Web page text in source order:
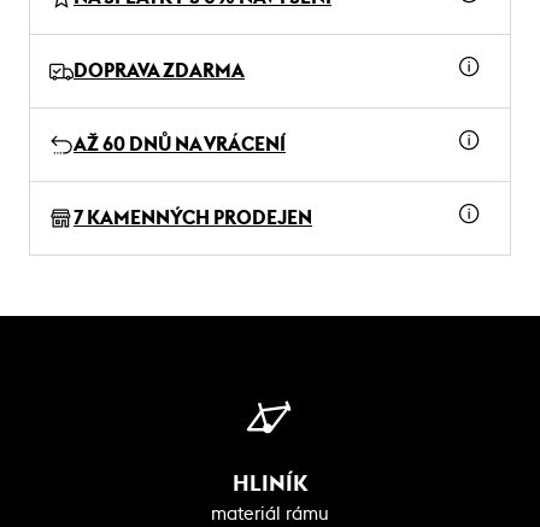
DOPRAVA ZDARMA
AŽ 60 DNŮ NA VRÁCENÍ
7 KAMENNÝCH PRODEJEN
HLINÍK
materiál rámu